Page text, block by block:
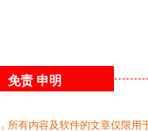
免责 申明
有内容及软件的文章仅限